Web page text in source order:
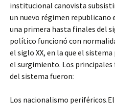
institucional canovista
un nuevo régimen republicano
una primera hasta finales del
político funcionó con
el siglo XX, en la que el
el surgimiento. Los
del sistema fueron:
Los nacionalismo